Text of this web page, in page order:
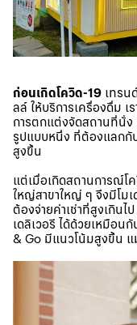
ก่อนเกิดโควิด-19 เทรน
ลล์ ให้บริการเครื่องดื่ม เ
การตกแต่งจัดสถานที่นั่ง
รูปแบบหนึ่ง ที่ต้องแลกกั
สูงขึ้น
แต่เมื่อเกิดสถานการณ์โ
ใหญ่สาขาใหญ่ ๆ จึงมีโม
ต้องจ่ายค่าเช่าที่สูงเกินไ
เดลิเวอรี ได้ด้วยเหมือน
& Go มีแนวโน้มสูงขึ้น แ